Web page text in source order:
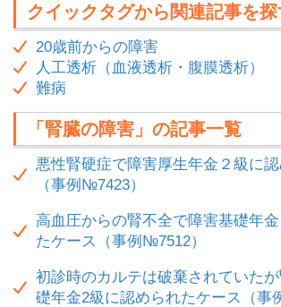
クイックタグから関連記事を探
20歳前からの障害
人工透析（血液透析・腹膜透析）
難病
「腎臓の障害」の記事一覧
悪性腎硬症で障害厚生年金２級に
（事例№7423）
高血圧からの腎不全で障害基礎年
たケース（事例№7512）
初診時のカルテは破棄されていた
礎年金2級に認められたケース（事